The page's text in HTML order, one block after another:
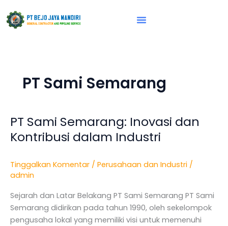
ke
konten
PT Sami Semarang
PT Sami Semarang: Inovasi dan
Kontribusi dalam Industri
Tinggalkan Komentar / Perusahaan dan Industri /
admin
Sejarah dan Latar Belakang PT Sami Semarang PT Sami
Semarang didirikan pada tahun 1990, oleh sekelompok
pengusaha lokal yang memiliki visi untuk memenuhi
PT
Sami
Semarang:
dan
Kontribusi
dalam
Industri